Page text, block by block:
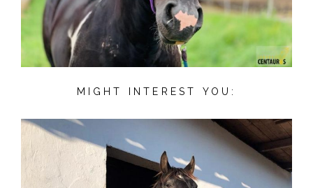
MIGHT INTEREST YOU: